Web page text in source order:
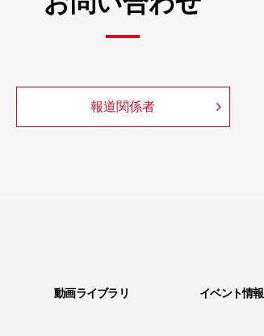
報道関係者
動画ライブラリ イベント情報